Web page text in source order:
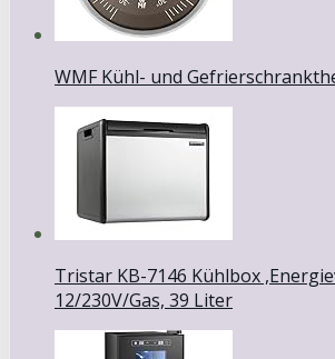
WMF Kühl- und
Tristar KB-7146 Kühlbox
12/230V/Gas, 39 Liter